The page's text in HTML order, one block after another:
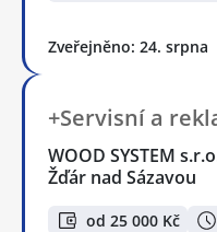
Zveřejněno: 24. srpna
+Servisní a
WOOD SYSTEM
Žďár nad Sázavou
od 25 000 Kč